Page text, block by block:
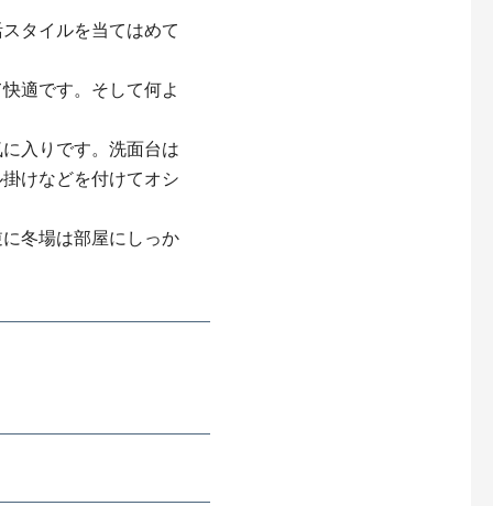
タイルを当てはめて
適です。そして何よ
入りです。洗面台は
けなどを付けてオシ
冬場は部屋にしっか